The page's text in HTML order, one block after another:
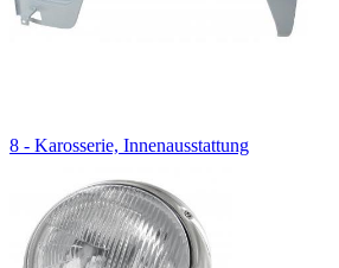
8 - Karosserie, Innenausstattung